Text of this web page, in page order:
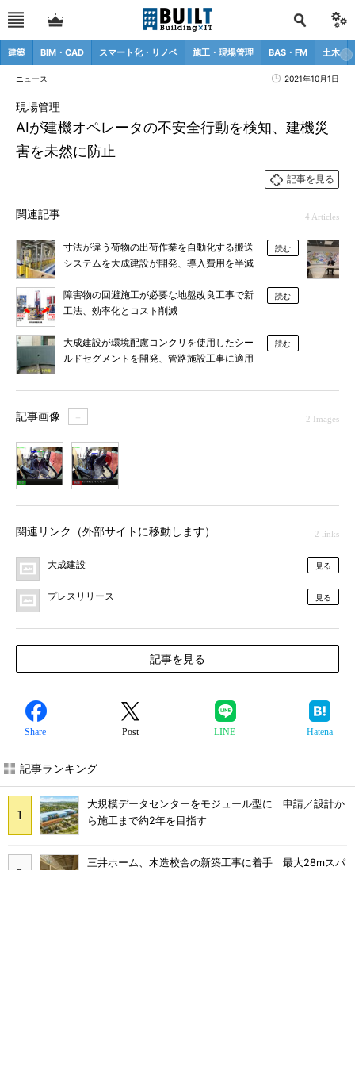
建築 BIM・CAD スマート化・リノベ 施工・現場管理 BAS・FM 土木
ニュース 2021年10月1日
AIが建機オペレータの不安全行動を検知、建機災
害を未然に防止
現場管理
記事を見る
関連記事 4 Articles
寸法が違う荷物の出荷作業を自動化する搬送
システムを大成建設が開発、導入費用を半減
読む
障害物の回避施工が必要な地盤改良工事で新
工法、効率化とコスト削減
読む
大成建設が環境配慮コンクリを使用したシー
ルドセグメントを開発、管路施設工事に適用
読む
記事画像 ＋ 2 Images
関連リンク（外部サイトに移動します） 2 links
大成建設 見る
プレスリリース 見る
記事を見る
Share Post LINE Hatena
記事ランキング
大規模データセンターをモジュール型に 申請／設計か
ら施工まで約2年を目指す
三井ホーム、木造校舎の新築工事に着手 最大28mスパ